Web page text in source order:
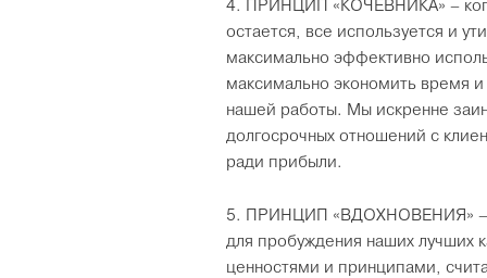
4. ПРИНЦИП «КОЧЕВНИКА» –
остается, все используется и
максимально эффективно
максимально экономить время и
нашей работы. Мы искренне
долгосрочных отношений с
ради прибыли.
5. ПРИНЦИП «ВДОХНОВЕНИЯ» –
для пробуждения наших
ценностями и принципами,